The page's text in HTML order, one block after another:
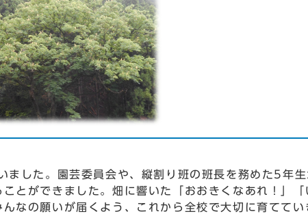
した。園芸委員会や、縦割り班の班長を務めた5年
とができました。畑に響いた「おおきくなあれ！」
なの願いが届くよう、これから全校で大切に育てて